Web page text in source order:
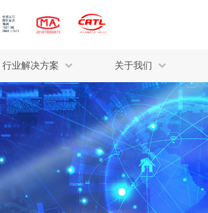
行业解决方案 关于我们
检测服务
污水检测 三废监测
废气检测 二噁英检测
评估调查
行业解决方案
INDUSTRY SOLUTIONS
为全球各产业提供一站式
整体技术解决方案。